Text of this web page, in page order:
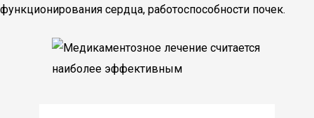
функционирования сердца, работоспособности почек.